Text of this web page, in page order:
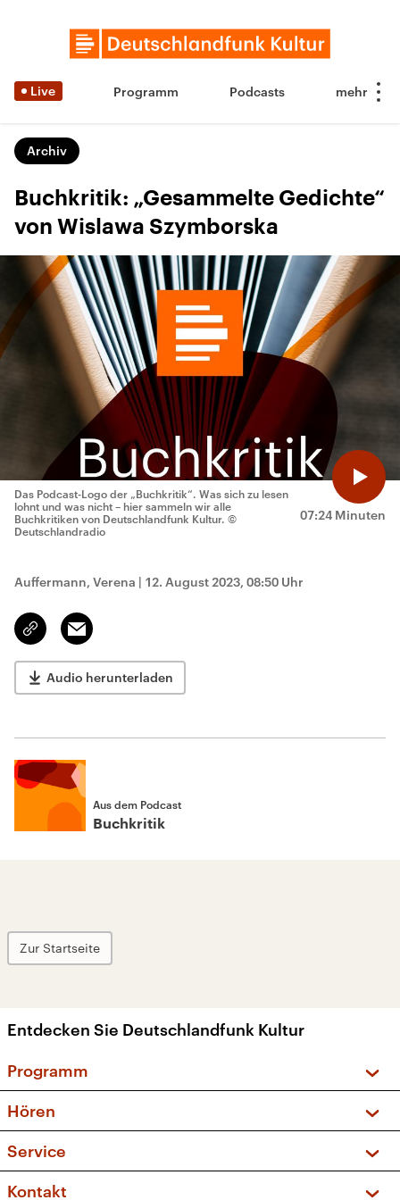
Live Programm Podcasts
Archiv
Buchkritik: „Gesammelte Gedichte“
von Wislawa Szymborska
07:24 Minuten
Das Podcast-Logo der „Buchkritik“. Was sich zu lesen
lohnt und was nicht – hier sammeln wir alle
Buchkritiken von Deutschlandfunk Kultur. ©
Deutschlandradio
Auffermann, Verena | 12. August 2023, 08:50 Uhr
Link
kopieren/teilen
Email
Audio herunterladen
Aus dem Podcast
Buchkritik
Zur Startseite
Entdecken Sie Deutschlandfunk Kultur
Programm
Sendungen und Podcasts
Musikliste
Kakadu – Das Kinderprogramm
Hören
Frequenzen (UKW + DAB+)
Service
FAQ
Kontakt